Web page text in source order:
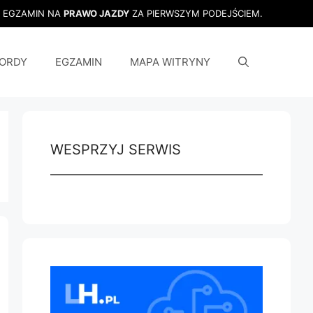
EGZAMIN NA PRAWO JAZDY ZA PIERWSZYM PODEJŚCIEM.
EGZAMIN MAPA WITRYNY
WESPRZYJ SERWIS